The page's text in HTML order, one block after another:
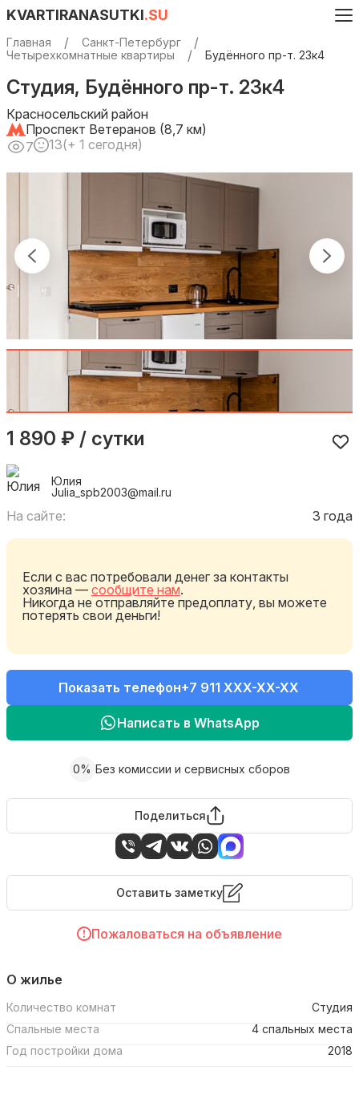
KVARTIRANASUTKI.SU
Главная
Санкт-Петербург
Четырехкомнатные квартиры
Будённого пр-т. 23к4
Студия, Будённого пр-т. 23к4
Красносельский район
Проспект Ветеранов (8,7 км)
7
13(+ 1 сегодня)
1 890 ₽ / сутки
Юлия
Julia_spb2003@mail.ru
На сайте: 3 года
Если с вас потребовали денег за контакты
хозяина — сообщите нам.
Никогда не отправляйте предоплату, вы можете
потерять свои деньги!
Показать телефон+7 911 XXX-XX-XX
Написать в WhatsApp
0% Без комиссии и сервисных сборов
Поделиться
Оставить заметку
Пожаловаться на объявление
О жилье
Количество комнат
Студия
Спальные места
4 спальных места
Год постройки дома
2018